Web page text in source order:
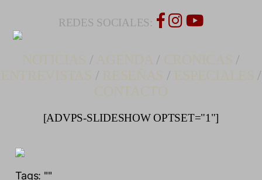
REDES SOCIALES:
/ /
/
/ /
/
[ADVPS-SLIDESHOW OPTSET="1"]
Tags: ""